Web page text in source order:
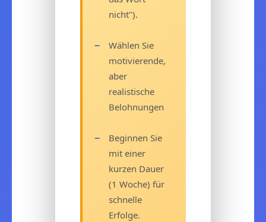
nicht").
Wählen Sie
motivierende,
aber
realistische
Belohnungen
Beginnen Sie
mit einer
kurzen Dauer
(1 Woche) für
schnelle
Erfolge.